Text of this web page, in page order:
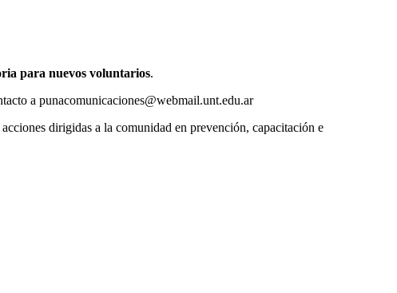
para nuevos voluntarios.
a punacomunicaciones@webmail.unt.edu.ar
dirigidas a la comunidad en prevención, capacitación e